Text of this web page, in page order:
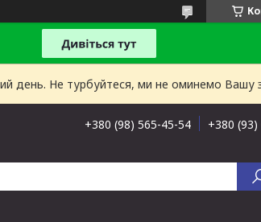
день. Не турбуйтеся, ми не оминемо Вашу
+380 (98) 565-45-54 +380